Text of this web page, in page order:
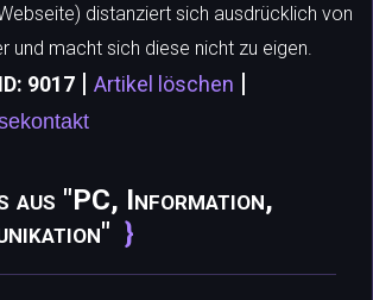
distanziert sich ausdrücklich von
und macht sich diese nicht zu eigen.
9017 | Artikel löschen |
aus "PC, Information,